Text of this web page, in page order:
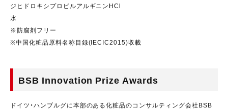
ジヒドロキシプロピルアルギニンHCl
水
※防腐剤フリー
※中国化粧品原料名称目録(IECIC2015)収載
BSB Innovation Prize Awards
ドイツ・ハンブルグに本部のある化粧品のコンサルティング会社BSB